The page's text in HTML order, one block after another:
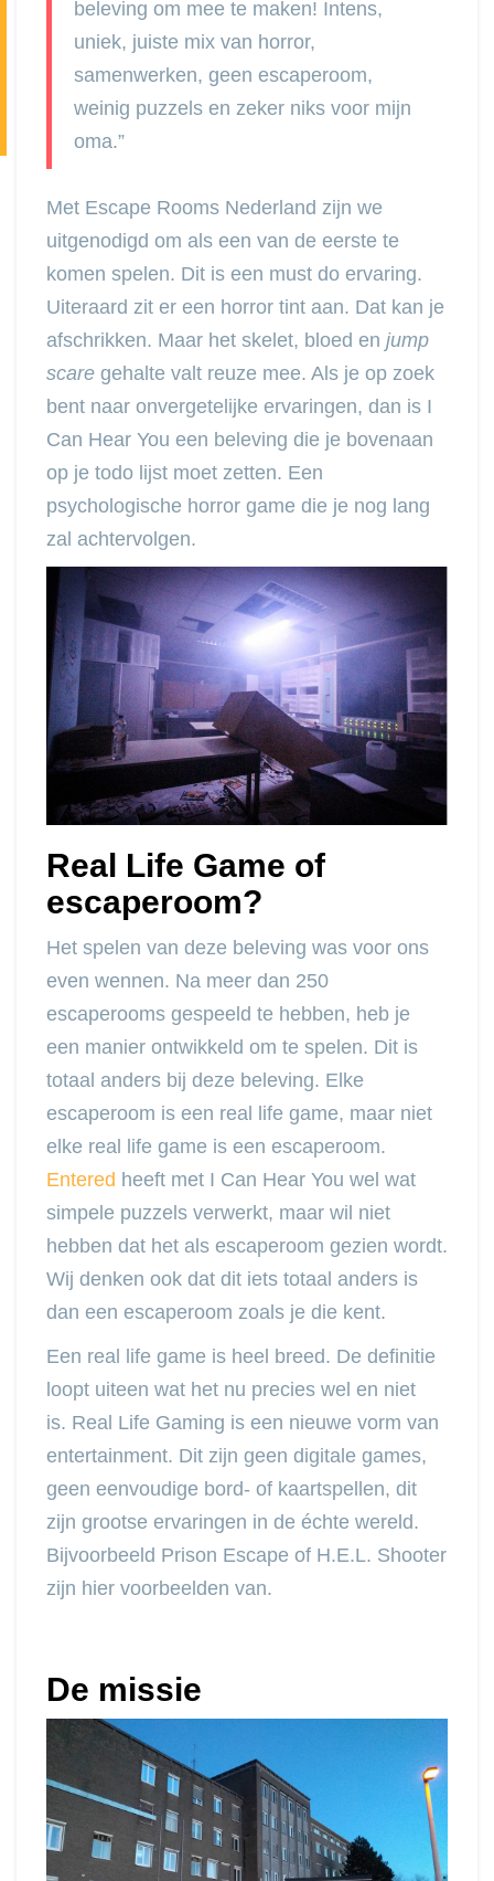
beleving om mee te maken! Intens,
uniek, juiste mix van horror,
samenwerken, geen escaperoom,
weinig puzzels en zeker niks voor mijn
oma.”
Met Escape Rooms Nederland zijn we
uitgenodigd om als een van de eerste te
komen spelen. Dit is een must do ervaring.
Uiteraard zit er een horror tint aan. Dat kan je
afschrikken. Maar het skelet, bloed en jump
scare gehalte valt reuze mee. Als je op zoek
bent naar onvergetelijke ervaringen, dan is I
Can Hear You een beleving die je bovenaan
op je todo lijst moet zetten. Een
psychologische horror game die je nog lang
zal achtervolgen.
Real Life Game of
escaperoom?
Het spelen van deze beleving was voor ons
even wennen. Na meer dan 250
escaperooms gespeeld te hebben, heb je
een manier ontwikkeld om te spelen. Dit is
totaal anders bij deze beleving. Elke
escaperoom is een real life game, maar niet
elke real life game is een escaperoom.
Entered heeft met I Can Hear You wel wat
simpele puzzels verwerkt, maar wil niet
hebben dat het als escaperoom gezien wordt.
Wij denken ook dat dit iets totaal anders is
dan een escaperoom zoals je die kent.
Een real life game is heel breed. De definitie
loopt uiteen wat het nu precies wel en niet
is. Real Life Gaming is een nieuwe vorm van
entertainment. Dit zijn geen digitale games,
geen eenvoudige bord- of kaartspellen, dit
zijn grootse ervaringen in de échte wereld.
Bijvoorbeeld Prison Escape of H.E.L. Shooter
zijn hier voorbeelden van.
De missie